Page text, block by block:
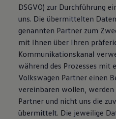
DSGVO) zur Durchführung
uns. Die übermittelten
genannten Partner zum
mit Ihnen über Ihren
Kommunikationskanal
während des Prozesses mit
Volkswagen Partner einen
vereinbaren wollen, werden
Partner und nicht uns die
übermittelt. Die jeweilige